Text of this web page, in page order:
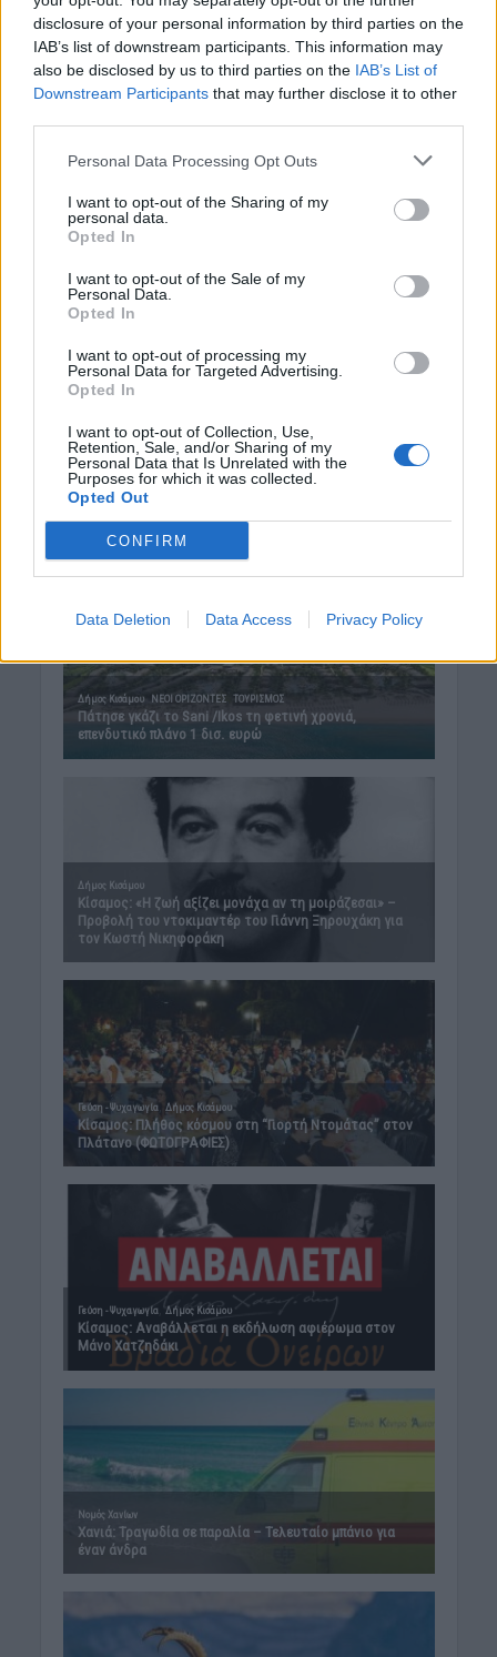
disclosure of your personal information by third parties on the
IAB’s list of downstream participants. This information may
also be disclosed by us to third parties on the IAB’s List of
Downstream Participants that may further disclose it to other
Personal Data Processing Opt Outs
I want to opt-out of the Sharing of my
personal data.
Opted In
I want to opt-out of the Sale of my
Personal Data.
Opted In
I want to opt-out of processing my
Personal Data for Targeted Advertising.
Opted In
I want to opt-out of Collection, Use,
Retention, Sale, and/or Sharing of my
Personal Data that Is Unrelated with the
Purposes for which it was collected.
Opted Out
CONFIRM
Data Deletion Data Access Privacy Policy
ΕΝΔΙΑΦΕΡΟΝΤΑ
Tα ζώδια της Πέμπτης 6 Αυγούστου
6 Αυγούστου 2026 08:06
Δημοφιλή αυτή την εβδομάδα